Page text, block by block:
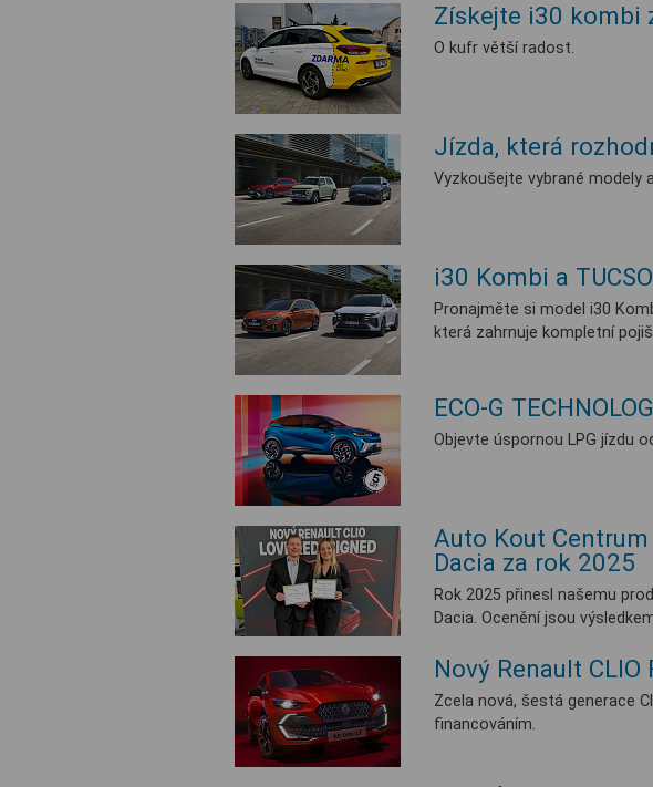
Získejte i30 kombi
O kufr větší radost.
Jízda, která
Vyzkoušejte vybrané modely
i30 Kombi a
Pronajměte si model i30
která zahrnuje kompletní
ECO-G
Objevte úspornou LPG jízdu
Auto Kout
Dacia za rok 2025
Rok 2025 přinesl našemu
Dacia. Ocenění jsou
Nový Renault CLIO
Zcela nová, šestá generace
financováním.